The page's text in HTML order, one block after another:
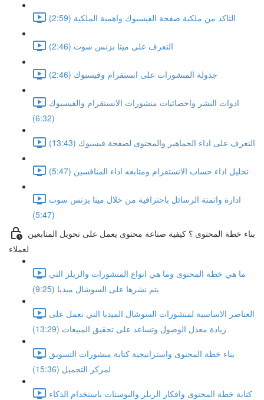
التاكد من ملكية صفحة الفيسبوك واهمية الملكية (2:59)
التعرف على ميتا بزنس سوت (2:46)
جدولة المنشورات على انستقرام وفيسبوك (2:46)
ادوات النشر واحصائيات منشورات الانستقرام والفيسبوك
(6:32)
التعرف على اداء الجماهير والمحتوى لصفحة فيسبوك (13:43)
تحليل اداء حساب الانستقرام ومتابعه اداء المنافسين (5:47)
ادارة واتمتة الرسائل باحترافية من خلال ميتا بزنس سوت
(5:47)
بناء خطة المحتوى ؟ كيفية صناعة محتوى يعمل على تحويل المتابعين
لعملاء
ما هي خطة المحتوى وما هي انواع المنشورات والريلز التي
يتم نشرها على السوشال ميديا (9:25)
العناصر الاساسية لمنشورات السوشال الميديا التي تعمل على
زيادة معدل الوصول وتساعد على تحقيق المبيعات (13:29)
بناء خطة المحتوى واستراتيجية كتابة منشورات التسويق
لمركز التجميل (15:36)
كتابة خطة المحتوى وافكار الريلز والبوستات باستخدام الذكاء